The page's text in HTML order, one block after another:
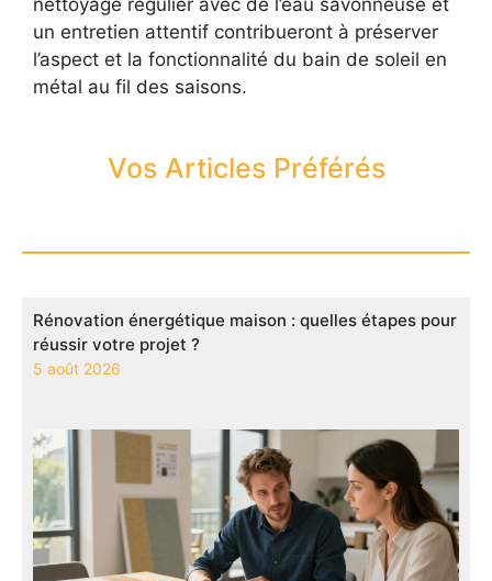
nettoyage régulier avec de l’eau savonneuse et
un entretien attentif contribueront à préserver
l’aspect et la fonctionnalité du bain de soleil en
métal au fil des saisons.
Vos Articles Préférés
Rénovation énergétique maison : quelles étapes pour
réussir votre projet ?
5 août 2026